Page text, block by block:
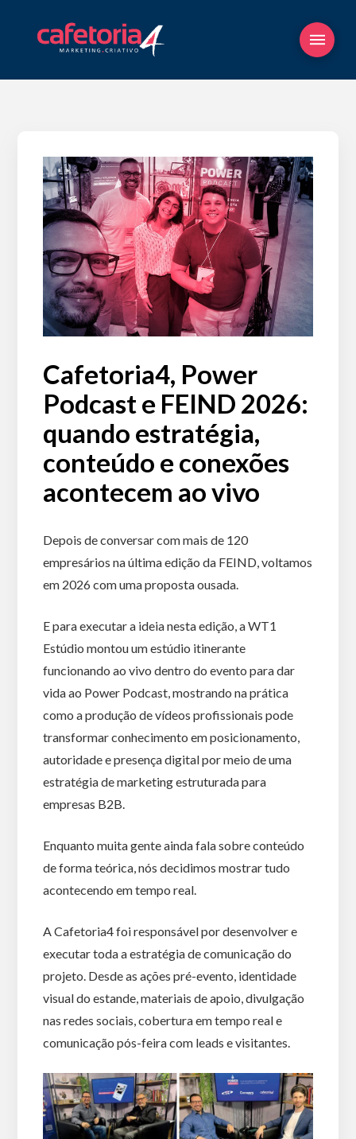
Cafetoria4, Power
Podcast e FEIND 2026:
quando estratégia,
conteúdo e conexões
acontecem ao vivo
Depois de conversar com mais de 120
empresários na última edição da FEIND, voltamos
em 2026 com uma proposta ousada.
E para executar a ideia nesta edição, a WT1
Estúdio montou um estúdio itinerante
funcionando ao vivo dentro do evento para dar
vida ao Power Podcast, mostrando na prática
como a produção de vídeos profissionais pode
transformar conhecimento em posicionamento,
autoridade e presença digital por meio de uma
estratégia de marketing estruturada para
empresas B2B.
Enquanto muita gente ainda fala sobre conteúdo
de forma teórica, nós decidimos mostrar tudo
acontecendo em tempo real.
A Cafetoria4 foi responsável por desenvolver e
executar toda a estratégia de comunicação do
projeto. Desde as ações pré-evento, identidade
visual do estande, materiais de apoio, divulgação
nas redes sociais, cobertura em tempo real e
comunicação pós-feira com leads e visitantes.